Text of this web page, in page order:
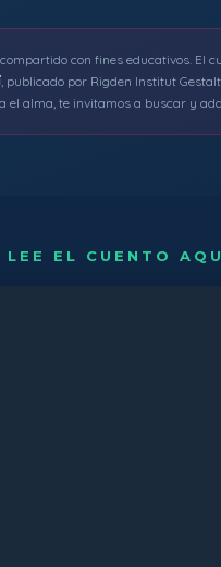
con fines educativos. El
, publicado por Rigden Institut
el alma, te invitamos a buscar y
LEE EL CUENTO